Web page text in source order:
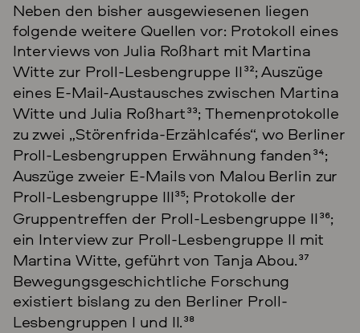
Neben den bisher ausgewiesenen liegen
folgende weitere Quellen vor: Protokoll eines
Interviews von Julia Roßhart mit Martina
Witte zur Proll-Lesbengruppe II32; Auszüge
eines E-Mail-Austausches zwischen Martina
Witte und Julia Roßhart33; Themenprotokolle
zu zwei „Störenfrida-Erzählcafés“, wo Berliner
Proll-Lesbengruppen Erwähnung fanden34;
Auszüge zweier E-Mails von Malou Berlin zur
Proll-Lesbengruppe III35; Protokolle der
Gruppentreffen der Proll-Lesbengruppe II36;
ein Interview zur Proll-Lesbengruppe II mit
Martina Witte, geführt von Tanja Abou.37
Bewegungsgeschichtliche Forschung
existiert bislang zu den Berliner Proll-
Lesbengruppen I und II.38